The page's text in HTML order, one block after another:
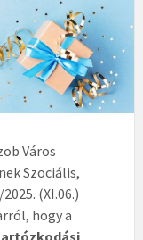
Város
Szociális,
(XI.06.)
hogy a